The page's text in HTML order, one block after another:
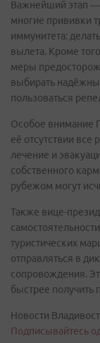
Важнейший этап —
многие прививки
иммунитета:
вылета. Кроме
меры
выбирать
пользоваться
Особое внимание
её отсутствии все
лечение и
собственного
рубежом могут
Также вице-
туристических
отправляться в
сопровождения.
быстрее получить
Новости
Подписывайтесь